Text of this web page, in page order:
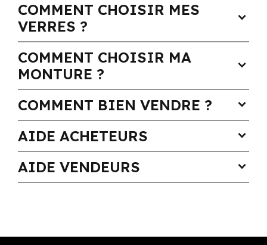
COMMENT CHOISIR MES
VERRES ?
expand_more
COMMENT CHOISIR MA
MONTURE ?
expand_more
COMMENT BIEN VENDRE ? expand_more
AIDE ACHETEURS expand_more
AIDE VENDEURS expand_more